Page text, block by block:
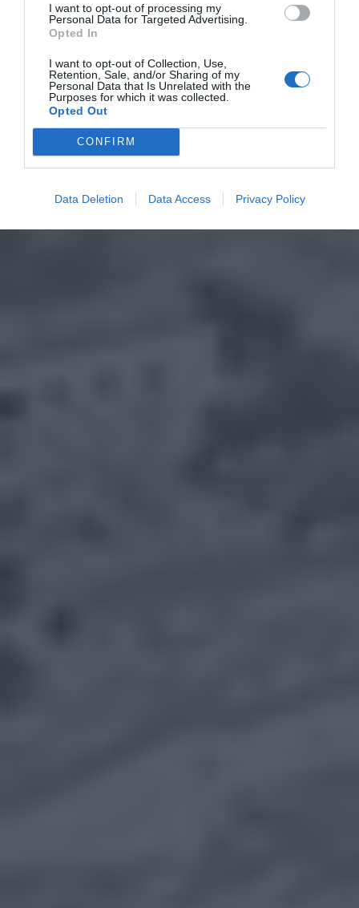
I want to opt-out of processing my
Personal Data for Targeted Advertising.
Opted In
I want to opt-out of Collection, Use,
Retention, Sale, and/or Sharing of my
Personal Data that Is Unrelated with the
Purposes for which it was collected.
Opted Out
CONFIRM
Data Deletion Data Access Privacy Policy